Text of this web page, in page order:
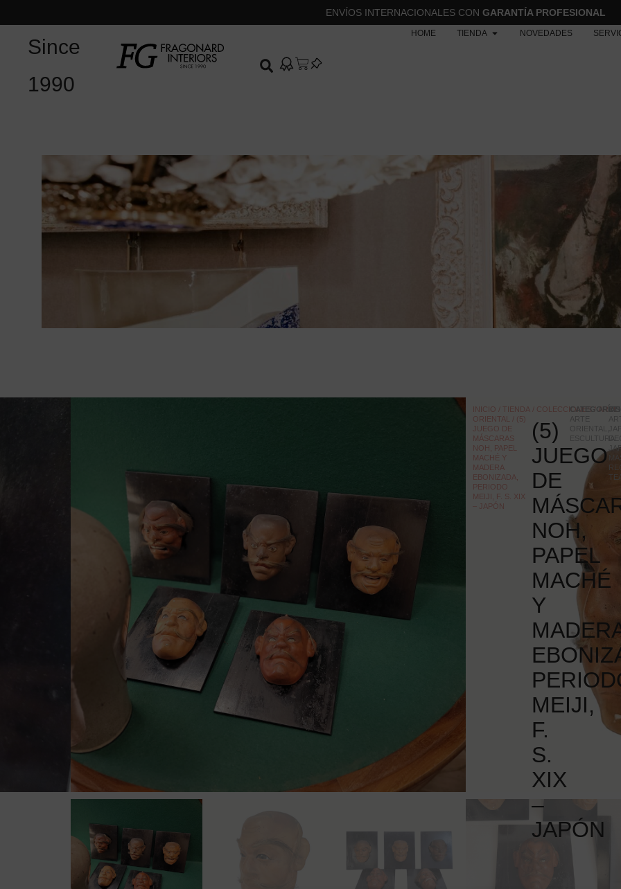
ENVÍOS INTERNACIONALES CON GARANTÍA PROFESIONAL
Since
1990
HOME TIENDA NOVEDADES
INICIO / TIENDA / COLECCIONES / ARTE
ORIENTAL
/ (5)
JUEGO DE
MÁSCARAS
NOH, PAPEL
MACHÉ Y
MADERA
EBONIZADA,
PERIODO
MEIJI, F. S. XIX
– JAPÓN
(5)
JUEGO
DE
NOH,
PAPEL
MACHÉ
Y
MEIJI,
F.
S.
XIX
–
JAPÓN
CATEGORÍAS